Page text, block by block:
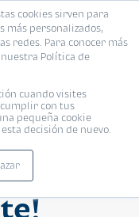
cookies sirven para
más personalizados,
redes. Para conocer más
Política de
cuando visites
con tus
pequeña cookie
decisión de nuevo.